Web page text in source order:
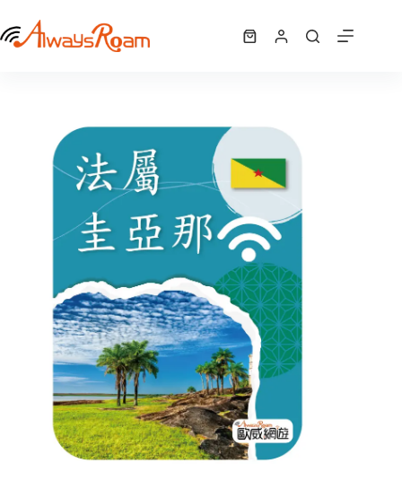
至
NT$468 –
圍：
到
NT$ 14,040
選擇規格
多
種
款
可
產
品
頁
面
選
擇
項
購